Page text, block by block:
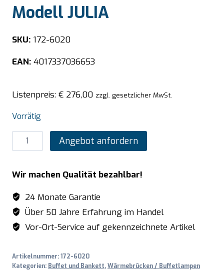
Modell JULIA
SKU: 172-6020
EAN: 4017337036653
Listenpreis: € 276,00 zzgl. gesetzlicher MwSt.
Vorrätig
SARO
Buffet-
Modell
JULIA
Menge
Angebot anfordern
Wir machen Qualität bezahlbar!
24 Monate Garantie
Über 50 Jahre Erfahrung im Handel
Vor-Ort-Service auf gekennzeichnete Artikel
Artikelnummer:172-6020
Kategorien: Buffet und Bankett,Wärmebrücken / Buffetlampen